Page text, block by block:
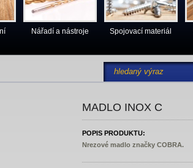
Nářadí a nástroje Spojovací materiál
MADLO INOX C
POPIS PRODUKTU:
Nrezové madlo značky COBRA.